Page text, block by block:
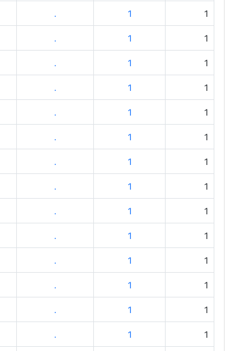
. 1
1
. 1
1
. 1
1
. 1
1
. 1
1
. 1
1
. 1
1
. 1
1
. 1
1
. 1
1
. 1
1
. 1
1
. 1
1
. 1
1